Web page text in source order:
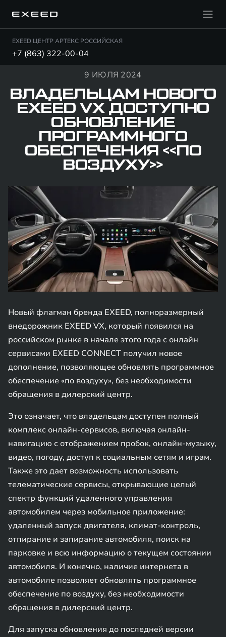
EXEED ЦЕНТР АРТЕКС РОССИЙСКАЯ
+7 (863) 322-00-04
9 ИЮЛЯ 2024
ВЛАДЕЛЬЦАМ НОВОГО
EXEED VX ДОСТУПНО
ОБНОВЛЕНИЕ
ПРОГРАММНОГО
ОБЕСПЕЧЕНИЯ «ПО
ВОЗДУХУ»
Новый флагман бренда EXEED, полноразмерный
внедорожник EXEED VX, который появился на
российском рынке в начале этого года с онлайн
сервисами EXEED CONNECT получил новое
дополнение, позволяющее обновлять программное
обеспечение «по воздуху», без необходимости
обращения в дилерский центр.
Это означает, что владельцам доступен полный
комплекс онлайн-сервисов, включая онлайн-
навигацию с отображением пробок, онлайн-музыку,
видео, погоду, доступ к социальным сетям и играм.
Также это дает возможность использовать
телематические сервисы, открывающие целый
спектр функций удаленного управления
автомобилем через мобильное приложение:
удаленный запуск двигателя, климат-контроль,
отпирание и запирание автомобиля, поиск на
парковке и всю информацию о текущем состоянии
автомобиля. И конечно, наличие интернета в
автомобиле позволяет обновлять программное
обеспечение по воздуху, без необходимости
обращения в дилерский центр.
Для запуска обновления до последней версии